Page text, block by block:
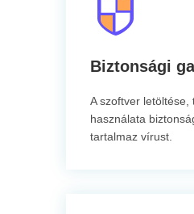
Biztonsági
A szoftver letöltése,
használata
tartalmaz vírust.